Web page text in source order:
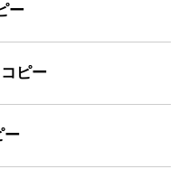
ー
ピー
ー